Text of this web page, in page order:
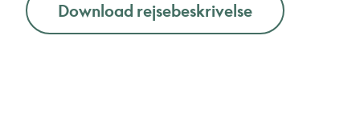
Download rejsebeskrivelse